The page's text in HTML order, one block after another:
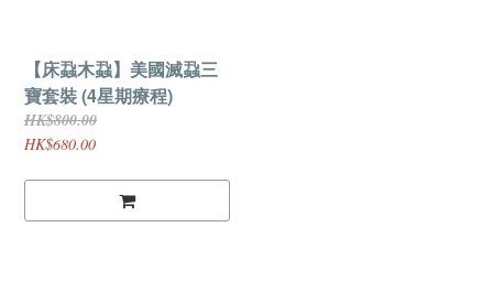
【床蝨木蝨】美國滅蝨三
寶套裝 (4星期療程)
HK$800.00
HK$680.00